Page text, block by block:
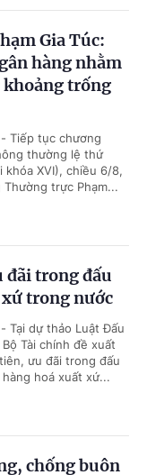
Gia Túc:
hàng nhằm
khoảng trống
Tiếp tục chương
thường lệ thứ
khóa XVI), chiều 6/8,
trực Phạm...
đãi trong đấu
trong nước
Tại dự thảo Luật Đấu
Tài chính đề xuất
ưu đãi trong đấu
hoá xuất xứ...
chống buôn